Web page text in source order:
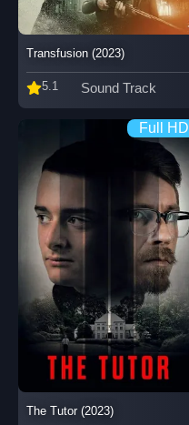
Transfusion (2023)
5.1 Sound Track
Full HD
The Tutor (2023)